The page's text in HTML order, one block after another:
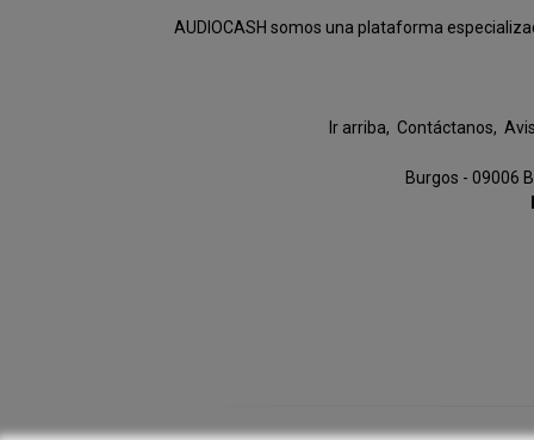
AUDIOCASH somos una plataforma
Ir arriba Contáctanos
Burgos - 09006